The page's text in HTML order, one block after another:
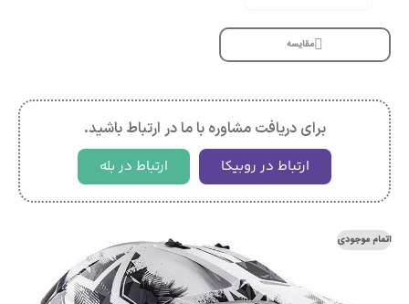
مقایسه
برای دریافت مشاوره با ما در ارتباط باشید.
ارتباط در روبیکا ارتباط در بله
اتمام موجودی